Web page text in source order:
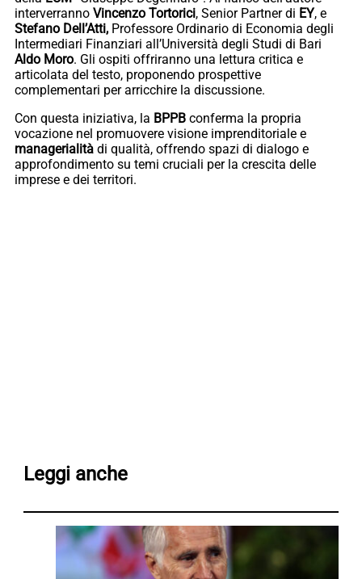
interverranno Vincenzo Tortorici, Senior Partner di EY, e
Stefano Dell’Atti, Professore Ordinario di Economia degli
Intermediari Finanziari all’Università degli Studi di Bari
Aldo Moro. Gli ospiti offriranno una lettura critica e
articolata del testo, proponendo prospettive
complementari per arricchire la discussione.
Con questa iniziativa, la BPPB conferma la propria
vocazione nel promuovere visione imprenditoriale e
managerialità di qualità, offrendo spazi di dialogo e
approfondimento su temi cruciali per la crescita delle
imprese e dei territori.
Leggi anche